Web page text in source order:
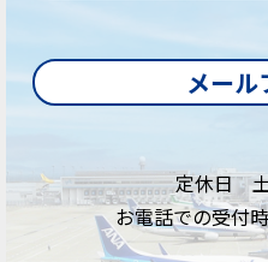
メール
定休日
お電話での受付